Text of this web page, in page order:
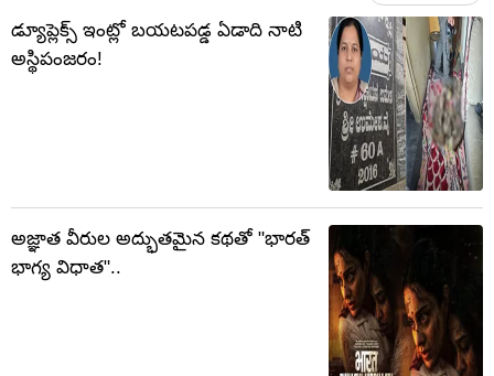
డ్యూప్లెక్స్ ఇంట్లో బయటపడ్డ ఏడాది నాటి
అస్థిపంజరం!
అజ్ఞాత వీరుల అద్భుతమైన కథతో "భారత్
భాగ్య విధాత"..